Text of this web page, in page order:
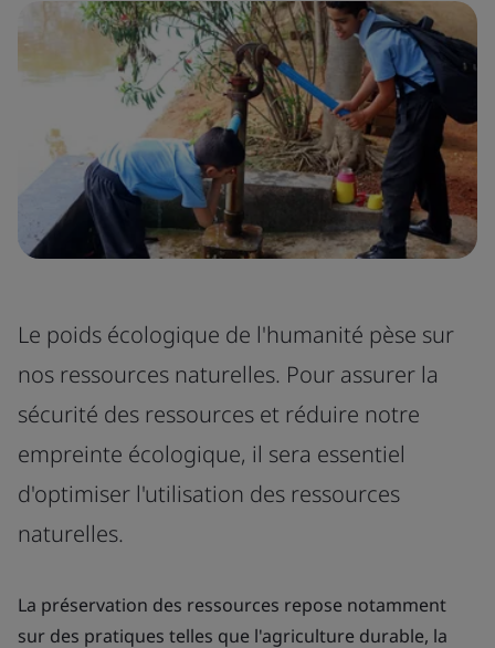
Le poids écologique de l'humanité pèse sur
nos ressources naturelles. Pour assurer la
sécurité des ressources et réduire notre
empreinte écologique, il sera essentiel
d'optimiser l'utilisation des ressources
naturelles.
La préservation des ressources repose notamment
sur des pratiques telles que l'agriculture durable, la